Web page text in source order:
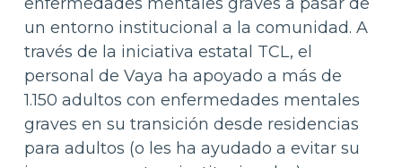
un entorno institucional a la comunidad. A
través de la iniciativa estatal TCL, el
personal de Vaya ha apoyado a más de
1.150 adultos con enfermedades mentales
graves en su transición desde residencias
para adultos (o les ha ayudado a evitar su